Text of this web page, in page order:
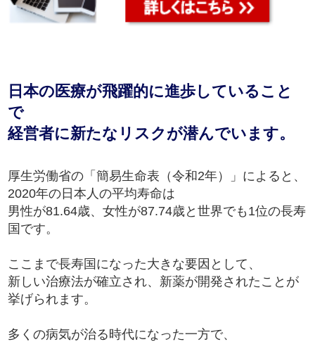
日本の医療が飛躍的に進歩していること
で
経営者に新たなリスクが潜んでいます。
厚生労働省の「簡易生命表（令和2年）」によると、
2020年の日本人の平均寿命は
男性が81.64歳、女性が87.74歳と世界でも1位の長寿
国です。
ここまで長寿国になった大きな要因として、
新しい治療法が確立され、新薬が開発されたことが
挙げられます。
多くの病気が治る時代になった一方で、